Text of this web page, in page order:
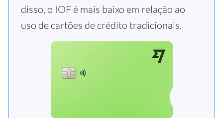
disso, o IOF é mais baixo em relação ao
uso de cartões de crédito tradicionais.